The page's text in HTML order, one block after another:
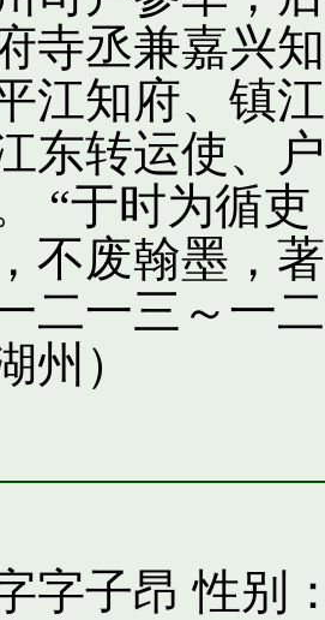
寺丞兼嘉兴
江知府、镇
东转运使、
“于时为循
不废翰墨，
二一三～一
州）
字子昂 性别